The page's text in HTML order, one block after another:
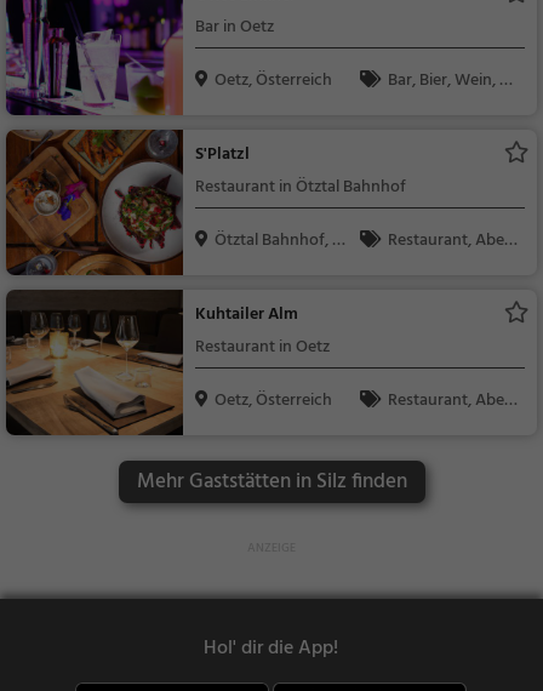
Bar in Oetz
Oetz, Österreich
Bar, Bier, Wein, Sn
S'Platzl
Restaurant in Ötztal Bahnhof
Ötztal Bahnhof, Ös
Restaurant, Aben
Kuhtailer Alm
Restaurant in Oetz
Oetz, Österreich
Restaurant, Aben
Mehr Gaststätten in Silz finden
Hol' dir die App!